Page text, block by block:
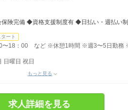
険完備 ◆資格支援制度有 ◆日払い・週払い
ート
〜18：00 など ※休憩1時間 ※週3〜5日勤務
日曜日 祝日
もっと見る
求人詳細を見る